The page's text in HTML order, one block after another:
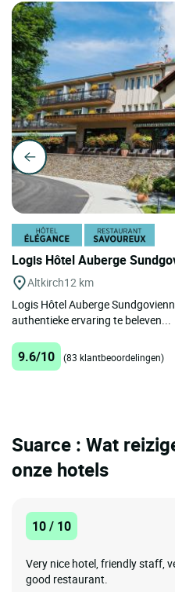
Logis Hôtel Auberge
Altkirch12 km
Logis Hôtel Auberge
authentieke ervaring te beleven...
9.6/10 (83 klantbeoordelingen)
Suarce : Wat
onze hotels
10 / 10
Very nice hotel, friendly staff,
good restaurant.